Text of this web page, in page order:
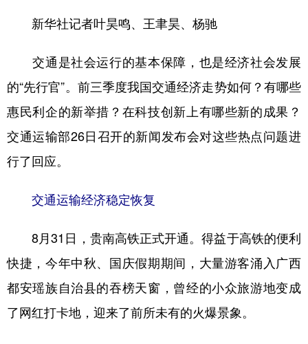
访谈 视频 图片
食品 人居 信息化 数字经济
学术中国 乡村振兴 银龄 溯源中国
城市 旅游 能源 会展
彩票
公益 一带一路
北京 天津 河北
新华社记者叶昊鸣、王聿昊、杨驰
交通是社会运行的基本保障，也是经济社会发展
的“先行官”。前三季度我国交通经济走势如何？有哪些
惠民利企的新举措？在科技创新上有哪些新的成果？
交通运输部26日召开的新闻发布会对这些热点问题进
行了回应。
交通运输经济稳定恢复
8月31日，贵南高铁正式开通。得益于高铁的便利
快捷，今年中秋、国庆假期期间，大量游客涌入广西
都安瑶族自治县的吞榜天窗，曾经的小众旅游地变成
了网红打卡地，迎来了前所未有的火爆景象。